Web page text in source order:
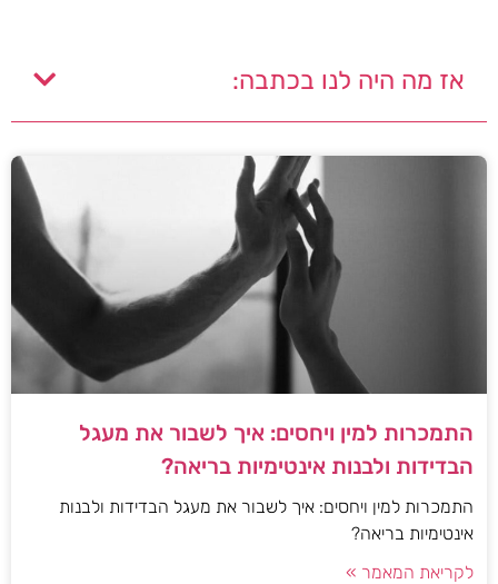
אז מה היה לנו בכתבה:
התמכרות למין ויחסים: איך לשבור את מעגל
הבדידות ולבנות אינטימיות בריאה?
התמכרות למין ויחסים: איך לשבור את מעגל הבדידות ולבנות
אינטימיות בריאה?
לקריאת המאמר »